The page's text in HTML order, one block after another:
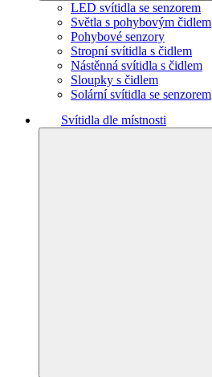
LED svítidla se senzorem
Světla s pohybovým čidlem
Pohybové senzory
Stropní svítidla s čidlem
Nástěnná svítidla s čidlem
Sloupky s čidlem
Solární svítidla se senzorem
Svítidla dle místnosti